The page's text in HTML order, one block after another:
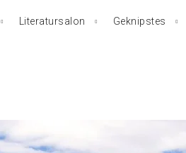
Literatursalon Geknipstes